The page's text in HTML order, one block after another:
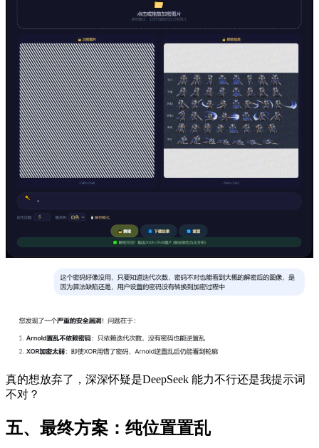
真的想放弃了，深深怀疑是DeepSeek 能力不行还是我提示词
不对？
五、最终方案：纯位置置乱